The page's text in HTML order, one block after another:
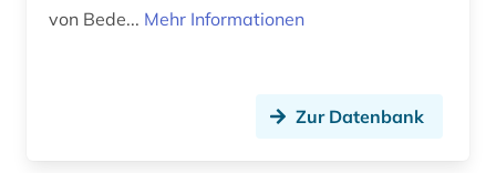
Gibraltar (2)
von Bede... Mehr Informationen
Zur Datenbank